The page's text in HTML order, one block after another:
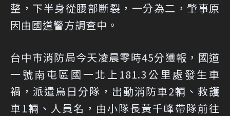
整，下半身從腰部斷裂，一分為二，肇事原
因由國道警方調查中。
台中市消防局今天凌晨零時45分獲報，國道
一號南屯區國一北上181.3公里處發生車
禍，派遣烏日分隊，出動消防車2輛、救護
車1輛、人員名，由小隊長黃千峰帶隊前往